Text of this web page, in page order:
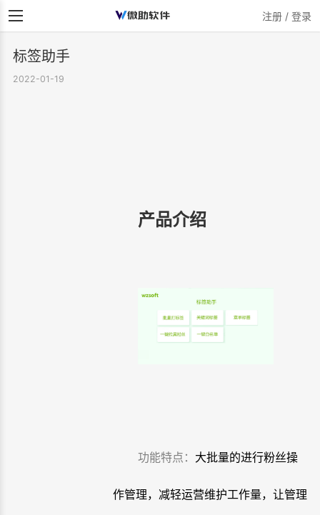
注册 / 登录
标签助手
2022-01-19
产品介绍
功能特点： 大批量的进行粉丝操
作管理，减轻运营维护工作量，让管理